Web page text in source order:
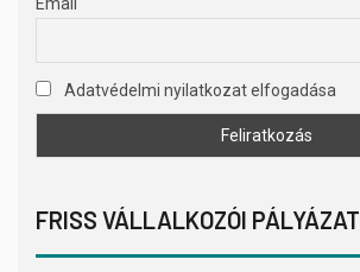
Email
Adatvédelmi nyilatkozat elfogadása
FRISS VÁLLALKOZÓI PÁLYÁZAT